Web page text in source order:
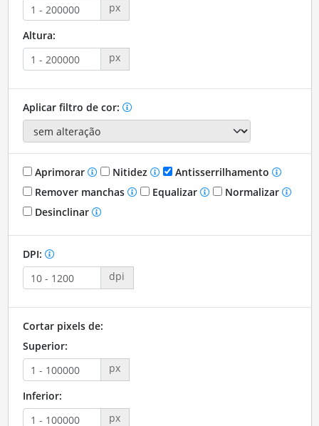
px
Altura:
px
Aplicar filtro de cor:
Aprimorar Nitidez
Antisserrilhamento
Remover manchas
Equalizar
Normalizar
Desinclinar
DPI:
dpi
Cortar pixels de:
Superior:
px
Inferior:
px